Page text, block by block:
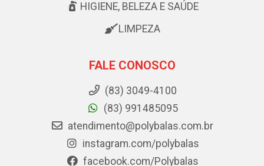
HIGIENE, BELEZA E SAÚDE
LIMPEZA
FALE CONOSCO
(83) 3049-4100
(83) 991485095
atendimento@polybalas.com.br
instagram.com/polybalas
facebook.com/Polybalas